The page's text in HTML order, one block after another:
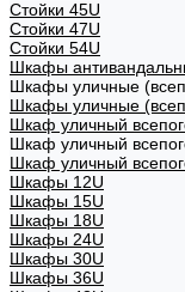
Стойки 45U
Стойки 47U
Стойки 54U
Шкафы
Шкафы уличные
Шкафы уличные
Шкаф уличный
Шкаф уличный
Шкаф уличный
Шкафы 12U
Шкафы 15U
Шкафы 18U
Шкафы 24U
Шкафы 30U
Шкафы 36U